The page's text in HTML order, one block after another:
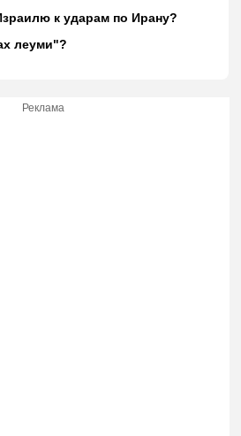
к ударам по Ирану?
леуми"?
Реклама